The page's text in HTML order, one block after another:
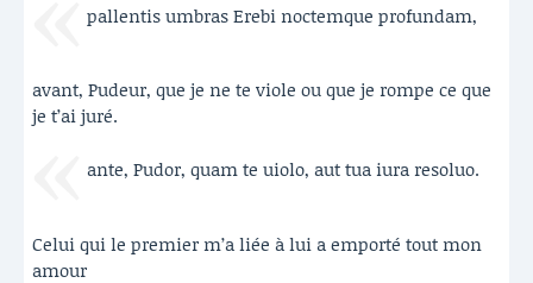
pallentis umbras Erebi noctemque profundam,
avant, Pudeur, que je ne te viole ou que je rompe ce que
je t’ai juré.
ante, Pudor, quam te uiolo, aut tua iura resoluo.
Celui qui le premier m’a liée à lui a emporté tout mon
amour